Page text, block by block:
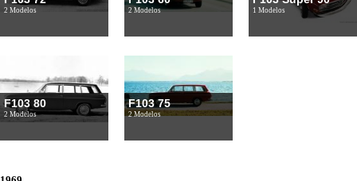
2 Modelos 2 Modelos 1 Modelos
F103 80
2 Modelos
F103 75
2 Modelos